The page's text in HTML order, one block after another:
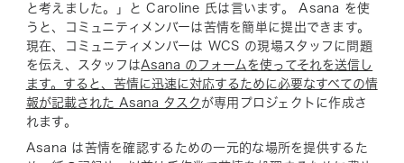
と考えました。」と Caroline 氏は言います。 Asana を使
うと、コミュニティメンバーは苦情を簡単に提出できます。
現在、コミュニティメンバーは WCS の現場スタッフに問題
を伝え、スタッフはAsana のフォームを使ってそれを送信し
ます。すると、苦情に迅速に対応するために必要なすべての情
報が記載された Asana タスク が専用プロジェクトに作成さ
れます。
Asana は苦情を確認するための一元的な場所を提供するた